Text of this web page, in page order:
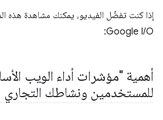
إذا كنت تفضّل الفيديو، يمكنك مشاهدة هذه
Google I/O:
أهمية "مؤشرات أداء الويب
للمستخدمين ونشاطك التجاري